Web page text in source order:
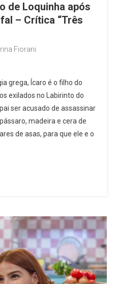
de Loquinha após
– Crítica “Três
Fiorani
grega, Ícaro é o filho do
exilados no Labirinto do
ser acusado de assassinar
madeira e cera de
de asas, para que ele e o